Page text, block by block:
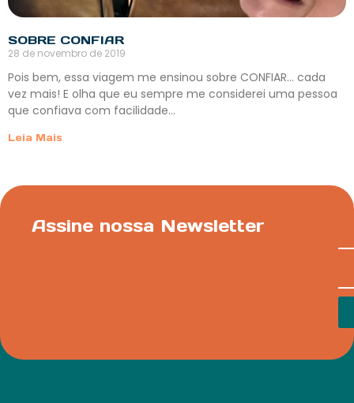
SOBRE CONFIAR
28 de novembro de 2019
Pois bem, essa viagem me ensinou sobre CONFIAR… cada
vez mais! E olha que eu sempre me considerei uma pessoa
que confiava com facilidade…
Leia Mais
Assine nossa Newsletter